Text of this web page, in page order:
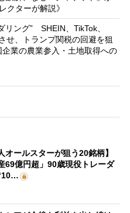
クターが解説》
リング” SHEIN、TikTok、
せ、トランプ関税の回避を狙
業の農業参入・土地取得への
オールスターが狙う20銘柄】
69億円超」90歳現役トレーダ